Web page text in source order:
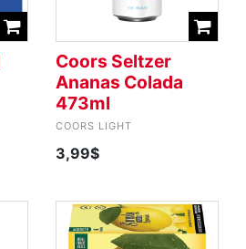
Coors Seltzer
Ananas Colada
473ml
COORS LIGHT
3,99$